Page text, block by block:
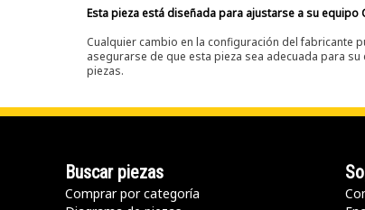
Esta pieza está diseñada para ajustarse a su
Cualquier cambio en la configuración del fabricante
asegurarse de que esta pieza sea adecuada para
piezas.
Buscar piezas
Comprar por categoría